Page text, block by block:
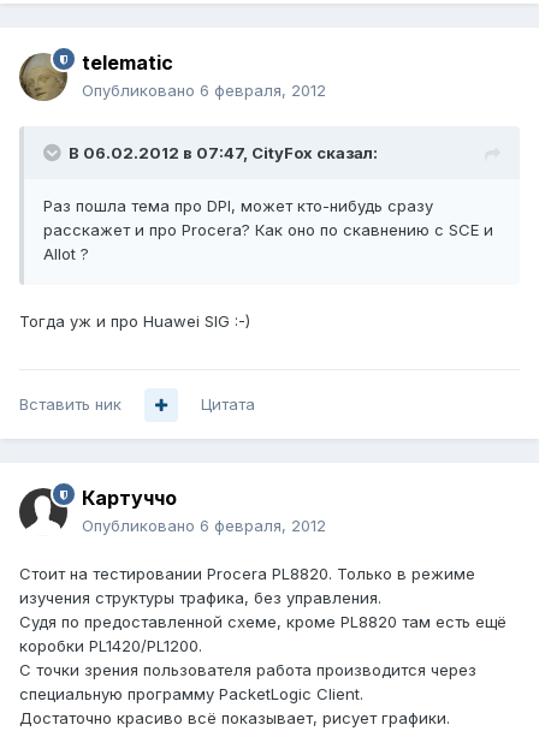
telematic
Опубликовано 6 февраля, 2012
В 06.02.2012 в 07:47, CityFox сказал:
Раз пошла тема про DPI, может кто-нибудь сразу
расскажет и про Procera? Как оно по скавнению с SCE и
Allot ?
Тогда уж и про Huawei SIG :-)
Вставить ник Цитата
Картуччо
Опубликовано 6 февраля, 2012
Стоит на тестировании Procera PL8820. Только в режиме
изучения структуры трафика, без управления.
Судя по предоставленной схеме, кроме PL8820 там есть ещё
коробки PL1420/PL1200.
С точки зрения пользователя работа производится через
специальную программу PacketLogic Client.
Достаточно красиво всё показывает, рисует графики.